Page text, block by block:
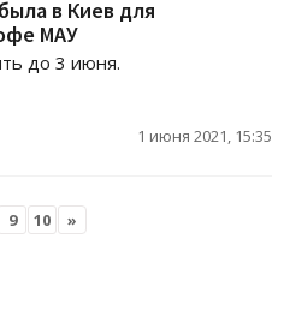
в Киев для
МАУ
до 3 июня.
1 июня 2021, 15:35
9 10 »